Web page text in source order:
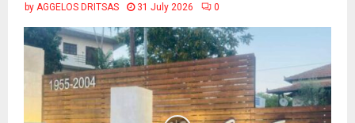
by AGGELOS DRITSAS 31 July 2026 0